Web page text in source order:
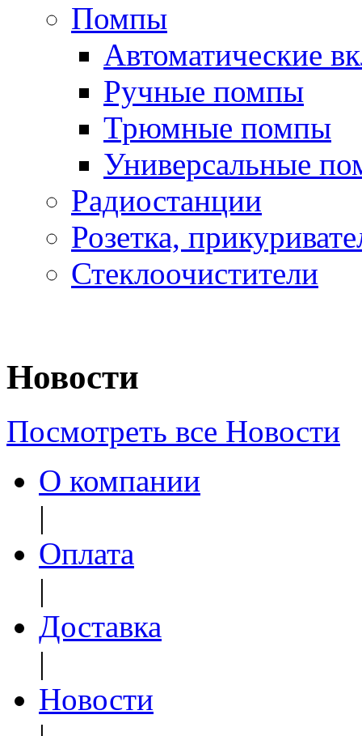
Помпы
Автоматические
Ручные помпы
Трюмные помпы
Универсальные
Радиостанции
Розетка,
Стеклоочистители
Новости
Посмотреть все Новости
О компании
|
Оплата
|
Доставка
|
Новости